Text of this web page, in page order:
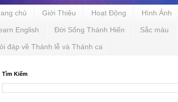
chủ Giới Thiệu Hoạt Động Hình Ảnh
English Đời Sống Thánh Hiến Sắc màu
đáp về Thánh lễ và Thánh ca
Tìm Kiếm